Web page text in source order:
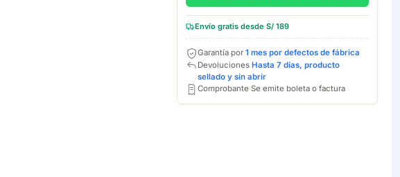
Envío gratis desde S/ 189
Garantía por 1 mes por defectos de fábrica
Devoluciones Hasta 7 días, producto
sellado y sin abrir
Comprobante Se emite boleta o factura